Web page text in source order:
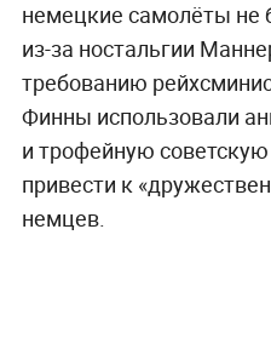
немецкие самолёты не
из-за ностальгии
требованию
Финны использовали
и трофейную советскую
привести к
немцев.